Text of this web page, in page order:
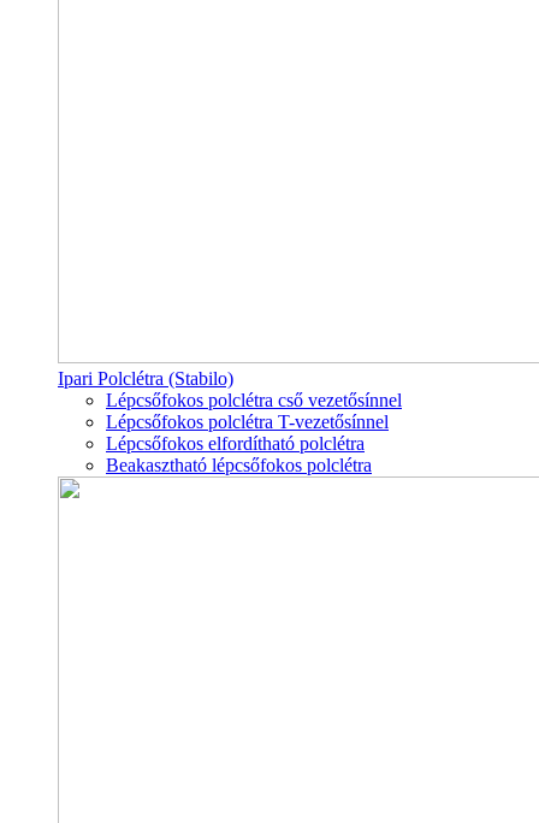
Ipari Polclétra (Stabilo)
Lépcsőfokos polclétra cső vezetősínnel
Lépcsőfokos polclétra T-vezetősínnel
Lépcsőfokos elfordítható polclétra
Beakasztható lépcsőfokos polclétra